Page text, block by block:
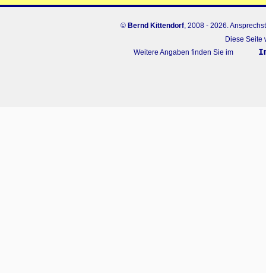
© Bernd Kittendorf, 2008 - 2026.
Diese
Weitere Angaben finden Sie im